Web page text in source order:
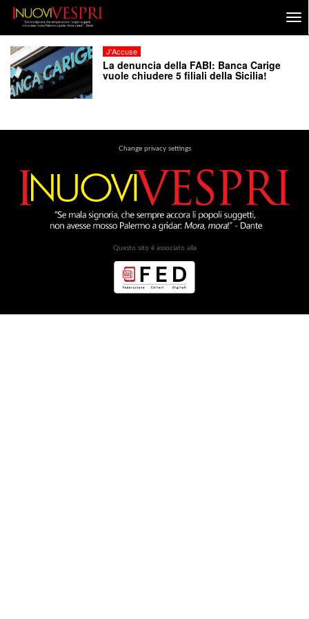
J'Accuse
La denuncia della FABI: Banca Carige
vuole chiudere 5 filiali della Sicilia!
Change privacy settings
Questo sito è associato alla